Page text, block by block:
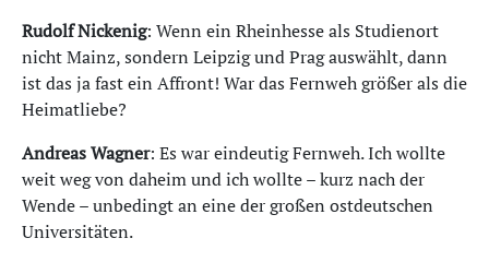
Rudolf Nickenig: Wenn ein Rheinhesse als Studienort
nicht Mainz, sondern Leipzig und Prag auswählt, dann
ist das ja fast ein Affront! War das Fernweh größer als die
Heimatliebe?
Andreas Wagner: Es war eindeutig Fernweh. Ich wollte
weit weg von daheim und ich wollte – kurz nach der
Wende – unbedingt an eine der großen ostdeutschen
Universitäten.